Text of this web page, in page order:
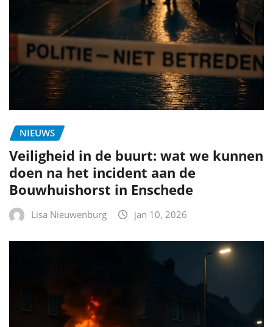
NIEUWS
Veiligheid in de buurt: wat we kunnen
doen na het incident aan de
Bouwhuishorst in Enschede
Lisa Nieuwenburg jan 10, 2026